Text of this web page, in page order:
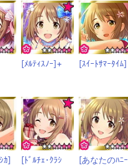
[ﾒﾙﾃｨｽﾉｰ]+ [ｽｲｰﾄｻﾏｰﾀｲﾑ]
ｶ]
[ﾄﾞﾙﾁｪ･ｸﾗｼ
[あなたのﾊﾆｰ